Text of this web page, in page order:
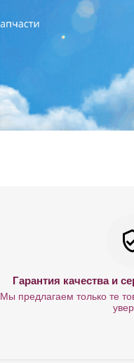
Гарантия качества и
Мы предлагаем только те